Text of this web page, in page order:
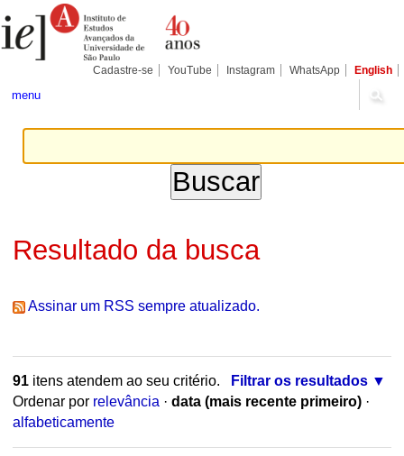
para
conteúdo.
Pessoais
Cadastre-se YouTube Instagram WhatsApp English
menu
Resultado da busca
Assinar um RSS sempre atualizado.
91itens atendem ao seu critério.
Filtrar os resultados
Ordenar por relevância · data (mais recente primeiro) ·
alfabeticamente